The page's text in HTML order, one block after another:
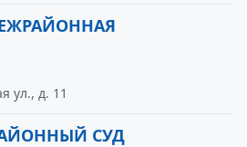
ул., д. 11
СУД